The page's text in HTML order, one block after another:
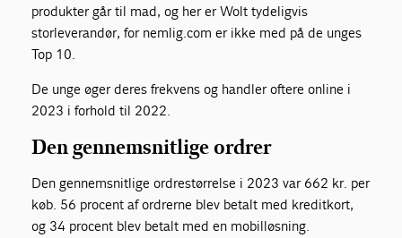
produkter går til mad, og her er Wolt tydeligvis
storleverandør, for nemlig.com er ikke med på de unges
Top 10.
De unge øger deres frekvens og handler oftere online i
2023 i forhold til 2022.
Den gennemsnitlige ordrer
Den gennemsnitlige ordrestørrelse i 2023 var 662 kr. per
køb. 56 procent af ordrerne blev betalt med kreditkort,
og 34 procent blev betalt med en mobilløsning.